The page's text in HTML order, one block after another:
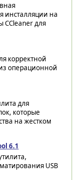
инсталляции на
CCleaner для
корректной
операционной
для
которые
на жестком
6.1
USB